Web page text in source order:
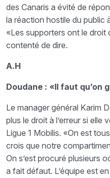
des Canaris a évité de
la réaction hostile du public
«Les supporters ont le droit
contenté de dire.
A.H
Doudane : «Il faut qu’on
Le manager général Karim
plus le droit à l’erreur si elle
Ligue 1 Mobilis. «On est
crois que notre
On s’est procuré plusieurs
a fait défaut. L’équipe est